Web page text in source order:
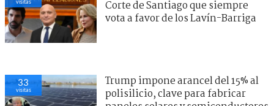
Corte de Santiago que siempre
vota a favor de los Lavín-Barriga
33
visitas
Trump impone arancel del 15% al
polisilicio, clave para fabricar